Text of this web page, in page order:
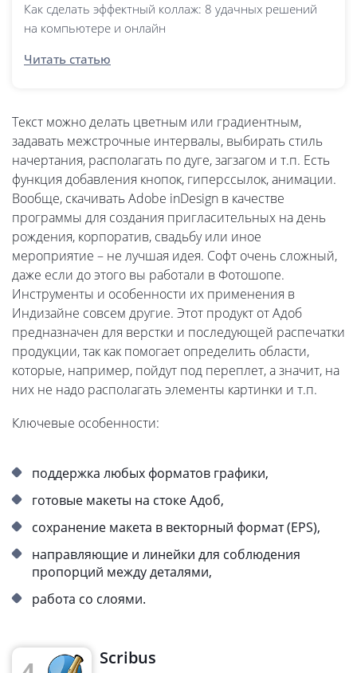
Как сделать эффектный коллаж: 8 удачных решений
на компьютере и онлайн
Читать статью
Текст можно делать цветным или градиентным,
задавать межстрочные интервалы, выбирать стиль
начертания, располагать по дуге, загзагом и т.п. Есть
функция добавления кнопок, гиперссылок, анимации.
Вообще, скачивать Adobe inDesign в качестве
программы для создания пригласительных на день
рождения, корпоратив, свадьбу или иное
мероприятие – не лучшая идея. Софт очень сложный,
даже если до этого вы работали в Фотошопе.
Инструменты и особенности их применения в
Индизайне совсем другие. Этот продукт от Адоб
предназначен для верстки и последующей распечатки
продукции, так как помогает определить области,
которые, например, пойдут под переплет, а значит, на
них не надо располагать элементы картинки и т.п.
Ключевые особенности:
поддержка любых форматов графики,
готовые макеты на стоке Адоб,
сохранение макета в векторный формат (EPS),
направляющие и линейки для соблюдения
пропорций между деталями,
работа со слоями.
Scribus